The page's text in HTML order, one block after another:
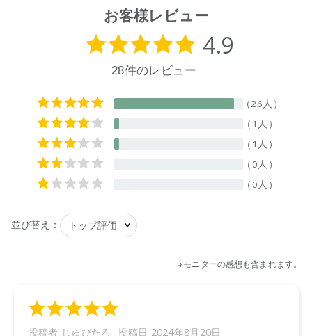
【液性】
弱アルカリ性
【内容量】
【成分】
テルナトリウム）、金属封鎖剤、アルカリ剤、水軟化剤、pH
調整剤、泡調整剤、香料
【原産国】
ニュージーランド
お客様レビュー